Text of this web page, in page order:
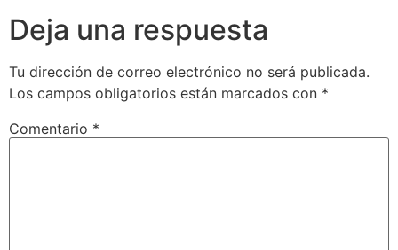
Deja una respuesta
Tu dirección de correo electrónico no será publicada.
Los campos obligatorios están marcados con *
Comentario *